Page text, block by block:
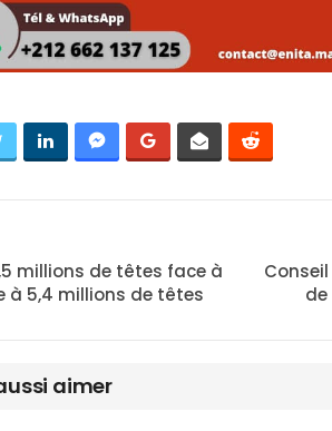
millions de têtes face à
à 5,4 millions de têtes
aimer